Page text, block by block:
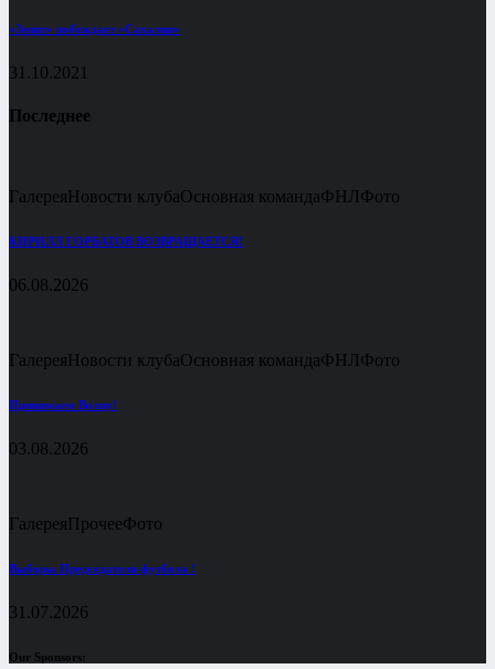
«Зенит» побеждает «Сахалин»
31.10.2021
Последнее
ГалереяНовости клубаОсновная командаФНЛФото
КИРИЛЛ ГОРБАТОВ ВОЗВРАЩАЕТСЯ!
06.08.2026
ГалереяНовости клубаОсновная командаФНЛФото
Принимаем Волну!
03.08.2026
ГалереяПрочееФото
Выборы Председателя футбола !
31.07.2026
Our Sponsors: